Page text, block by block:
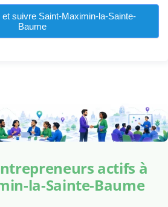
suivre Saint-Maximin-la-Sainte-
Baume
actifs à
la-Sainte-Baume